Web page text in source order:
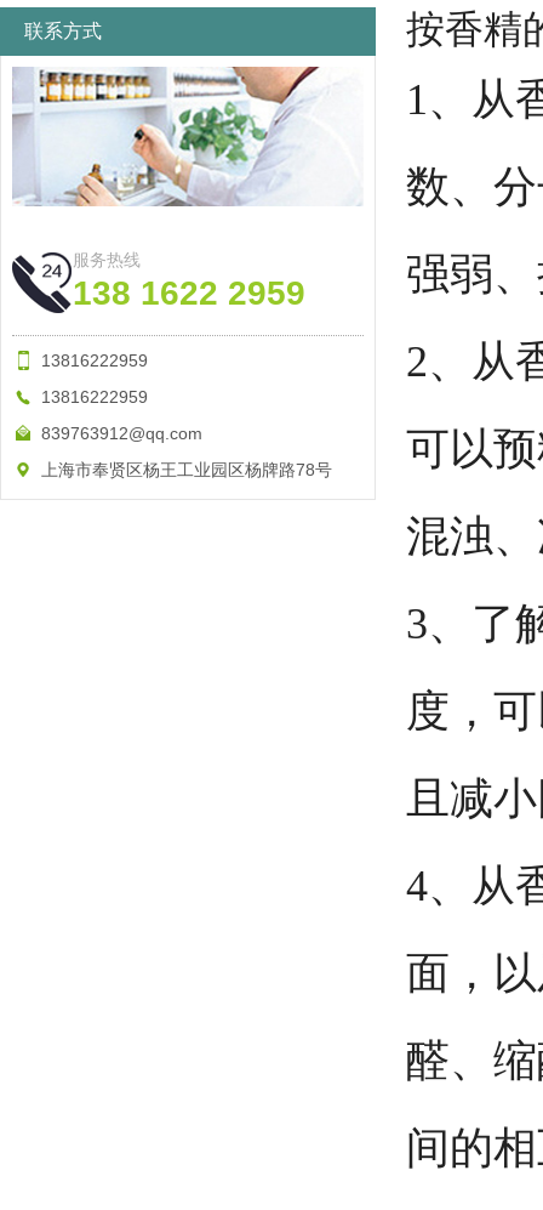
联系方式
服务热线
138 1622 2959
13816222959
13816222959
839763912@qq.com
上海市奉贤区杨王工业园区杨牌路78号
按香精
1、从
数、
强弱
2、从
可以
混浊
3、了
度，
且减
4、从
面，
醛、
间的